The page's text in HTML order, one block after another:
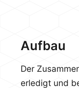
Aufbau
Der
erledigt und